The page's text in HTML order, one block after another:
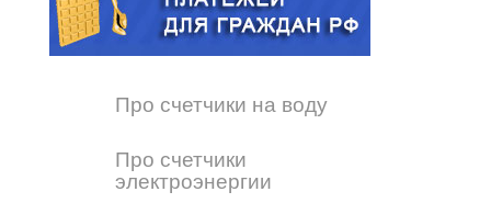
Про счетчики на воду
Про счетчики
электроэнергии